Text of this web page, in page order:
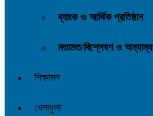
ব্যাংক ও আর্থিক প্রতিষ্ঠান
মতামত/বিশ্লেষণ ও অন্যান্য
শিক্ষাঙ্গন
খেলাধুলা